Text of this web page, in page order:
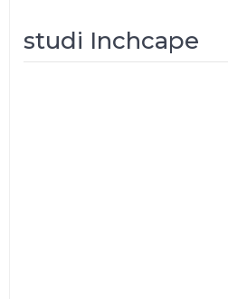
studi Inchcape